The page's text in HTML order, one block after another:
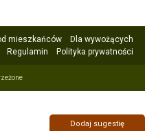
mieszkańców
Dla wywożących
Regulamin Polityka prywatności
Dodaj sugestię